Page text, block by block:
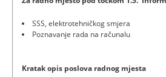
SSS, elektrotehničkog smjera
Poznavanje rada na računalu
Kratak opis poslova radnog mjesta